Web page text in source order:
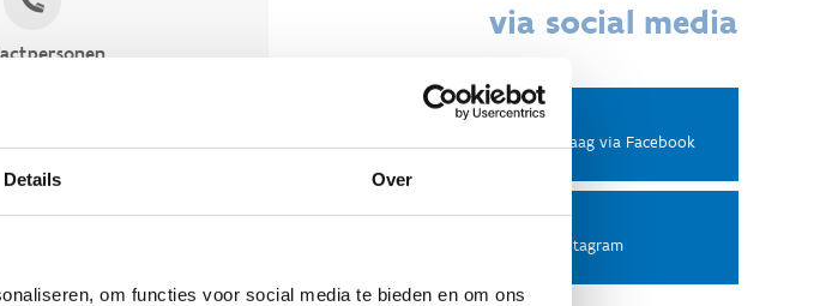
Details Over
om functies voor social media te bieden en om ons
via social media
Facebook
Stel ons een vraag via Facebook
Instagram
Volg ons op Instagram